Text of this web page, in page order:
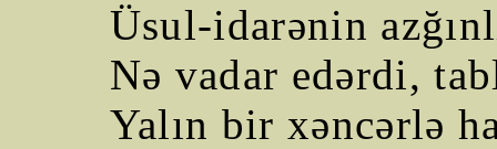
Üsul-idarənin
Nə vadar edərdi,
Yalın bir xəncərlə